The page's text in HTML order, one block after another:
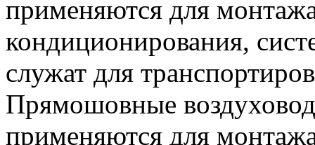
применяются для
кондиционирования,
служат для
Прямошовные
применяются для